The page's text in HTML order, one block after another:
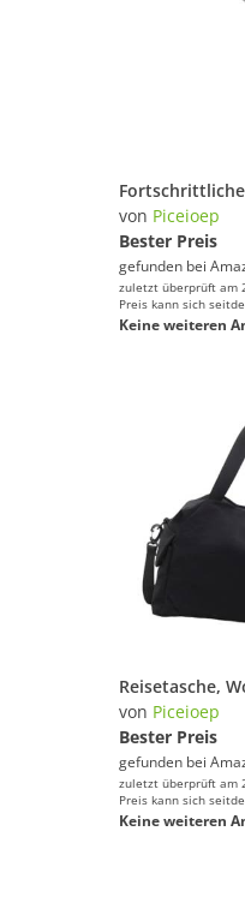
von Piceioep
Bester Preis
gefunden bei
zuletzt überprüft am
Preis kann sich
Keine weiteren
von Piceioep
Bester Preis
gefunden bei
zuletzt überprüft am
Preis kann sich
Keine weiteren